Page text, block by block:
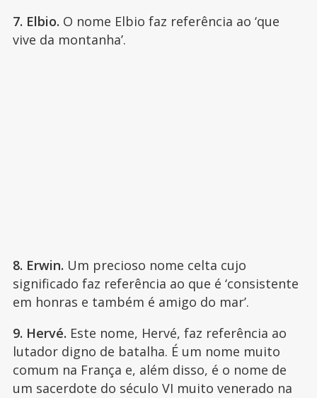
7. Elbio. O nome Elbio faz referência ao ‘que
vive da montanha’.
8. Erwin. Um precioso nome celta cujo
significado faz referência ao que é ‘consistente
em honras e também é amigo do mar’.
9. Hervé. Este nome, Hervé, faz referência ao
lutador digno de batalha. É um nome muito
comum na França e, além disso, é o nome de
um sacerdote do século VI muito venerado na